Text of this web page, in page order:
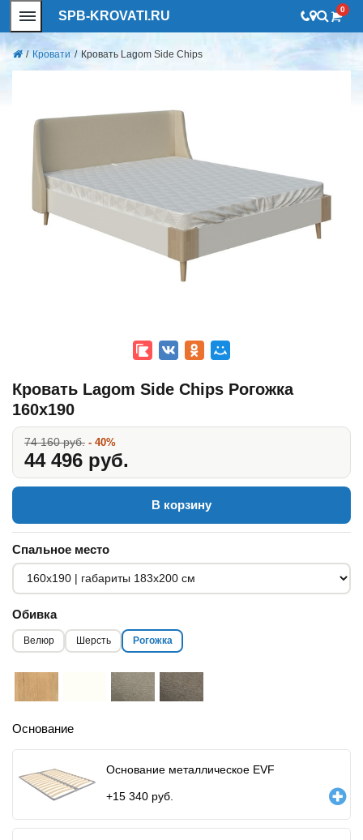
SPB-KROVATI.RU 0
/ Кровати / Кровать Lagom Side Chips
Кровать Lagom Side Chips Рогожка
160x190
74 160 руб. - 40%
44 496 руб.
В корзину
Спальное место
Обивка
Велюр Шерсть Рогожка
Основание
Основание металлическое EVF
+15 340 руб.